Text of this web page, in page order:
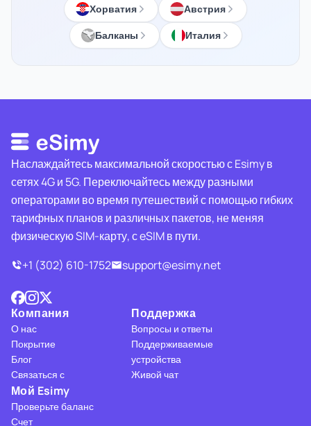
Хорватия
Австрия
Балканы
Италия
Наслаждайтесь максимальной скоростью с Esimy в
сетях 4G и 5G. Переключайтесь между разными
операторами во время путешествий с помощью гибких
тарифных планов и различных пакетов, не меняя
физическую SIM-карту, с eSIM в пути.
+1 (302) 610-1752
support@esimy.net
Компания
О нас
Покрытие
Блог
Связаться с
Поддержка
Вопросы и ответы
Поддерживаемые
устройства
Живой чат
Мой Esimy
Проверьте баланс
Счет